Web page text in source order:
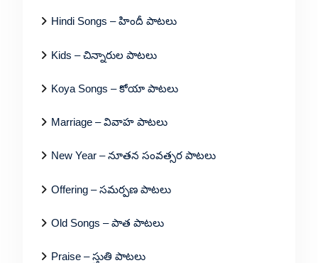
Hindi Songs – హిందీ పాటలు
Kids – చిన్నారుల పాటలు
Koya Songs – కోయా పాటలు
Marriage – వివాహ పాటలు
New Year – నూతన సంవత్సర పాటలు
Offering – సమర్పణ పాటలు
Old Songs – పాత పాటలు
Praise – స్తుతి పాటలు